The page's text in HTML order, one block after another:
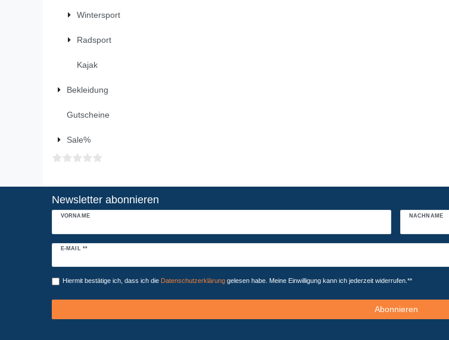
Wintersport
Radsport
Kajak
Bekleidung
Gutscheine
Sale%
Newsletter abonnieren
VORNAME NACHNAME
E-MAIL **
Newsletter
Hiermit bestätige ich, dass ich die Daten­schutz­erklärunggelesen habe. Meine Einwilligung kann ich jederzeit widerrufen.**
Abonnieren